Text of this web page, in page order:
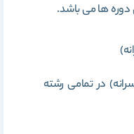
دوره ها می باشد.
در تمامی رشته